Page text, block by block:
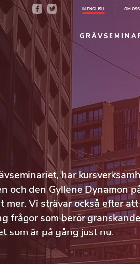
IN ENGLISH OM OSS
har
och den Gyllene Dynamon
mer. Vi strävar också efter
frågor som berör granskande
som är på gång just nu.